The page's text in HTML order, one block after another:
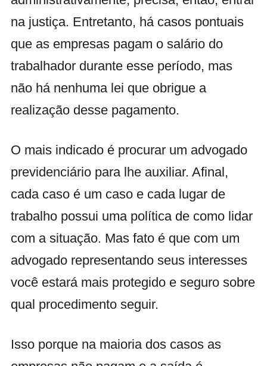
na justiça. Entretanto, há casos pontuais
que as empresas pagam o salário do
trabalhador durante esse período, mas
não há nenhuma lei que obrigue a
realização desse pagamento.
O mais indicado é procurar um advogado
previdenciário para lhe auxiliar. Afinal,
cada caso é um caso e cada lugar de
trabalho possui uma política de como lidar
com a situação. Mas fato é que com um
advogado representando seus interesses
você estará mais protegido e seguro sobre
qual procedimento seguir.
Isso porque na maioria dos casos as